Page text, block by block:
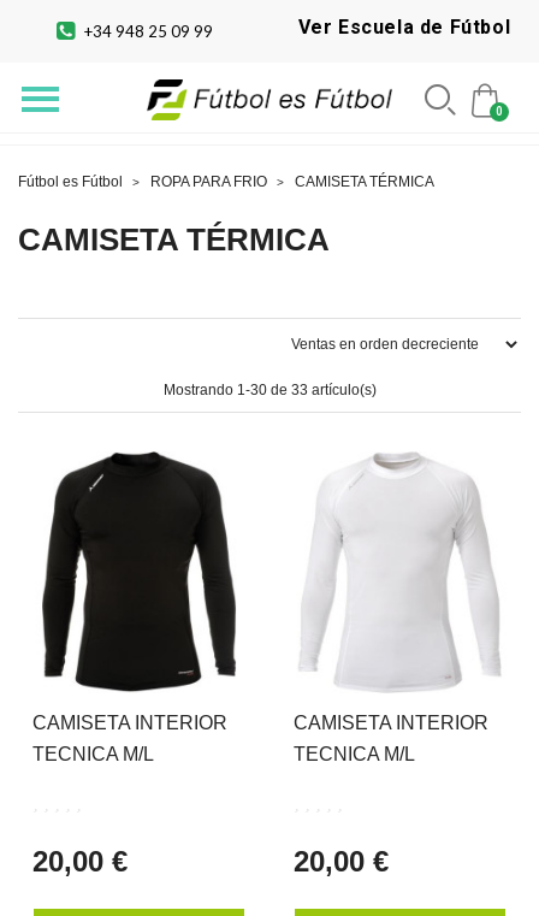
+34 948 25 09 99 Ver Escuela de Fútbol
Fútbol es Fútbol ROPA PARA FRIO CAMISETA TÉRMICA
CAMISETA TÉRMICA
Mostrando 1-30 de 33 artículo(s)
CAMISETA INTERIOR
TECNICA M/L
20,00 €
CAMISETA INTERIOR
TECNICA M/L
20,00 €